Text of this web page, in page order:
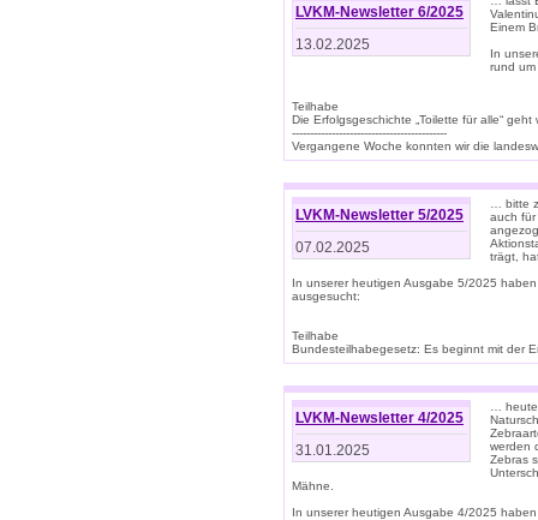
LVKM-Newsletter 6/2025
13.02.2025
Einem
In
rund
Teilhabe
Die Erfolgsgeschichte „Toilette für alle“
-------------------------------------------
Vergangene Woche konnten wir die
LVKM-Newsletter 5/2025
07.02.2025
… bitte
auch für
trägt,
In unserer heutigen Ausgabe 5/2025
ausgesucht:
Teilhabe
Bundesteilhabegesetz: Es beginnt mit der
LVKM-Newsletter 4/2025
31.01.2025
…
werden
Zebras
Mähne.
In unserer heutigen Ausgabe 4/2025